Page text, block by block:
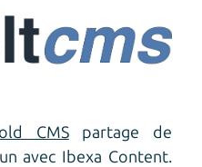
CMSpartage de
avec Ibexa Content.